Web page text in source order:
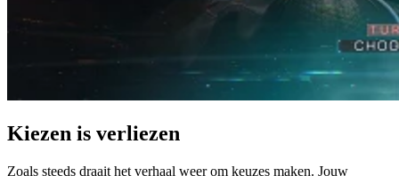
Kiezen is verliezen
Zoals steeds draait het verhaal weer om keuzes maken. Jouw